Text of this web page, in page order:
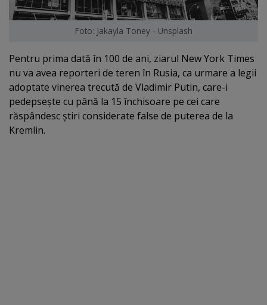
Foto: Jakayla Toney - Unsplash
Pentru prima dată în 100 de ani, ziarul New York Times
nu va avea reporteri de teren în Rusia, ca urmare a legii
adoptate vinerea trecută de Vladimir Putin, care-i
pedepseşte cu până la 15 închisoare pe cei care
răspândesc ştiri considerate false de puterea de la
Kremlin.